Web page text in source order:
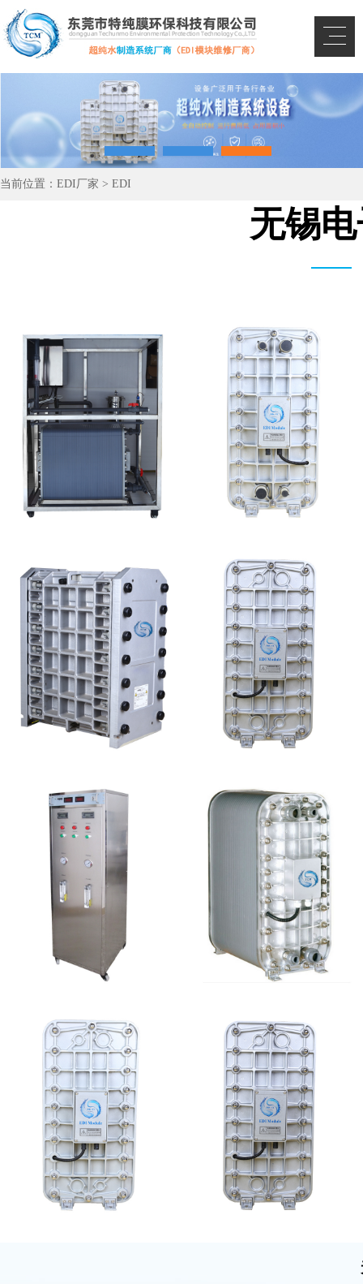
当前位置： EDI厂家 > EDI
无锡
MK-TC500 EDI设备维
修
MK-TC300 EDI超纯水
处理设备
GE EDI模块维修
MK-TC100 EDI超纯水
处理设备
全封闭EDI超纯水处理设
备
麦克尼斯EDI模块维修